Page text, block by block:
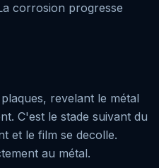
corrosion progresse
revelant le métal
C'est le stade suivant du
et le film se decolle.
au métal.